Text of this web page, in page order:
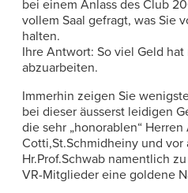
bei einem Anlass des Club
vollem Saal gefragt, was Sie
halten.
Ihre Antwort: So viel Geld
abzuarbeiten.
Immerhin zeigen Sie
bei dieser äusserst leidigen
die sehr „honorablen“ Herren
Cotti,St.Schmidheiny und
Hr.Prof.Schwab namentlich
VR-Mitglieder eine goldene